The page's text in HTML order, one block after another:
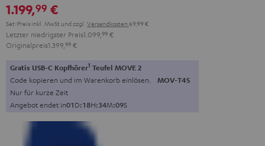
1.199,99 €
Set-Preis inkl. MwSt und zzgl. Versandkosten 69,99 €
Letzter niedrigster Preis1.099, 99 €
Originalpreis1.399, 99 €
Gratis USB-C Kopfhörer1 Teufel MOVE 2
Code kopieren und im Warenkorb einlösen. MOV-T4S
Nur für kurze Zeit
Angebot endet in01D:18H:34M:08S